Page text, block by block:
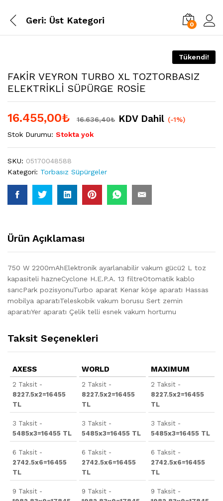
Geri: Üst Kategori 0
Tükendi!
FAKİR VEYRON TURBO XL TOZTORBASIZ
ELEKTRİKLİ SÜPÜRGE ROSİE
16.455,00₺ 16.636,40₺ KDV Dahil (-1%)
Stok Durumu: Stokta yok
SKU: 05170048588
Kategori: Torbasız Süpürgeler
Ürün Açıklaması
750 W 2200mAhElektronik ayarlanabilir vakum gücü2 L toz
kapasiteli hazneCyclone H.E.P.A. 13 filtreOtomatik kablo
sarıcPark pozisyonuTurbo aparat Kenar köşe aparatı Hassas
mobilya aparatıTeleskobik vakum borusu Sert zemin
aparatıYer aparatı Çelik telli esnek vakum hortumu
Taksit Seçenekleri
AXESS
2 Taksit -
8227.5x2=16455
TL
3 Taksit -
5485x3=16455 TL
6 Taksit -
2742.5x6=16455
TL
9 Taksit -
WORLD
2 Taksit -
8227.5x2=16455
TL
3 Taksit -
5485x3=16455 TL
6 Taksit -
2742.5x6=16455
TL
9 Taksit -
MAXIMUM
2 Taksit -
8227.5x2=16455
TL
3 Taksit -
5485x3=16455 TL
6 Taksit -
2742.5x6=16455
TL
9 Taksit -